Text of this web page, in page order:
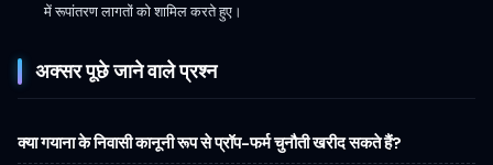
में रूपांतरण लागतों को शामिल करते हुए।
अक्सर पूछे जाने वाले प्रश्न
क्या गयाना के निवासी कानूनी रूप से प्रॉप-फर्म चुनौती खरीद सकते हैं?